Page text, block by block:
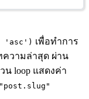
'asc') เพื่อทำการ
ความล่าสุด ผ่าน
น loop แสดงค่า